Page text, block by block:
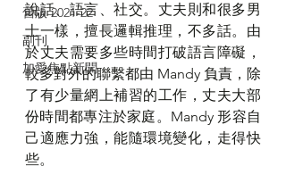
舊版 2021-22
副刊
加愛焦點新聞
說話、語言、社交。丈夫則和很多男
士一樣，擅長邏輯推理，不多話。由
於丈夫需要多些時間打破語言障礙，
較多對外的聯繫都由 Mandy 負責，除
了有少量網上補習的工作，丈夫大部
份時間都專注於家庭。Mandy 形容自
己適應力強，能隨環境變化，走得快
些。